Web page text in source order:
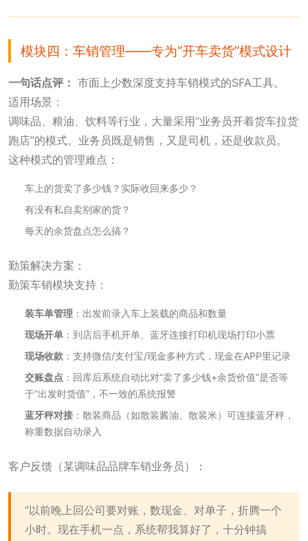
模块四：车销管理——专为“开车卖货”模式设计
一句话点评： 市面上少数深度支持车销模式的SFA工具。
适用场景：
调味品、粮油、饮料等行业，大量采用“业务员开着货车拉货
跑店”的模式。业务员既是销售，又是司机，还是收款员。
这种模式的管理难点：
车上的货卖了多少钱？实际收回来多少？
有没有私自卖别家的货？
每天的余货盘点怎么搞？
勤策解决方案：
勤策车销模块支持：
装车单管理 ：出发前录入车上装载的商品和数量
现场开单 ：到店后手机开单、蓝牙连接打印机现场打印小票
现场收款 ：支持微信/支付宝/现金多种方式，现金在APP里记录
交账盘点 ：回库后系统自动比对“卖了多少钱+余货价值”是否等
于“出发时货值”，不一致的系统报警
蓝牙秤对接 ：散装商品（如散装酱油、散装米）可连接蓝牙秤，
称重数据自动录入
客户反馈（某调味品品牌车销业务员）：
“以前晚上回公司要对账，数现金、对单子，折腾一个
小时。现在手机一点，系统帮我算好了，十分钟搞